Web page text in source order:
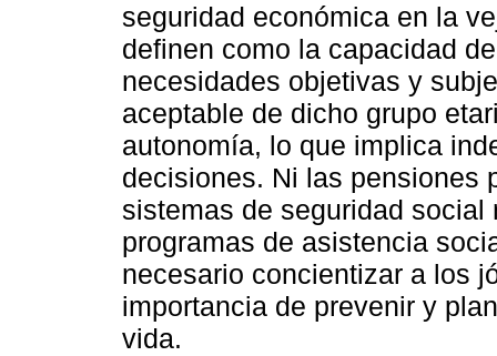
seguridad económica en la
definen como la capacidad
necesidades objetivas y
aceptable de dicho grupo
autonomía, lo que implica
decisiones. Ni las pensiones
sistemas de seguridad
programas de asistencia
necesario concientizar a los
importancia de prevenir y
vida.